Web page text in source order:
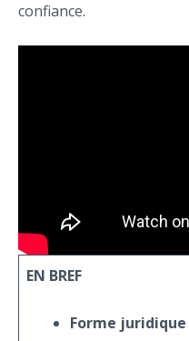
confiance.
EN BREF
Forme juridique